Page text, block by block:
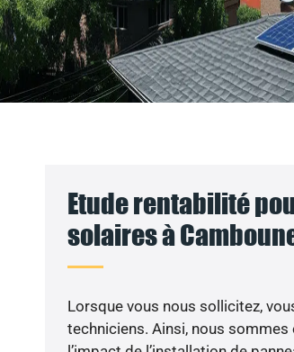
Etude rentabilité
solaires à
Lorsque vous nous sollicitez,
techniciens. Ainsi, nous